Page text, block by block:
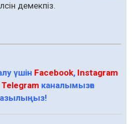
демекпіз.
үшін Facebook, Instagram
Telegram каналымызға